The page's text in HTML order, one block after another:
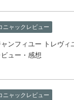
ニャックレビュー
ャンフィユー トレヴィ
ビュー・感想
ニャックレビュー